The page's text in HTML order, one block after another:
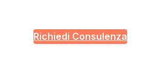
Richiedi Consulenza